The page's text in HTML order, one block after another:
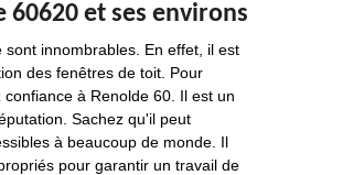
60620 et ses environs
innombrables. En effet, il est
des fenêtres de toit. Pour
à Renolde 60. Il est un
Sachez qu'il peut
à beaucoup de monde. Il
pour garantir un travail de